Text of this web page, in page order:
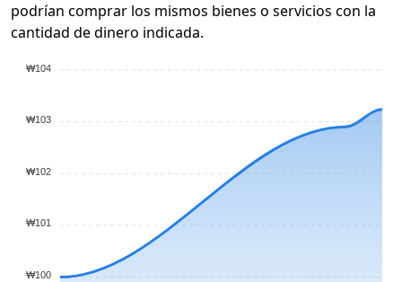
podrían comprar los mismos bienes o servicios con la
cantidad de dinero indicada.
₩104
₩103
₩102
₩101
₩100